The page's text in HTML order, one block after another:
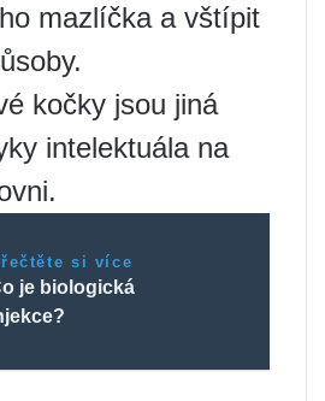
mazlíčka a vštípit
kočky jsou jiná
intelektuála na
si více
je biologická